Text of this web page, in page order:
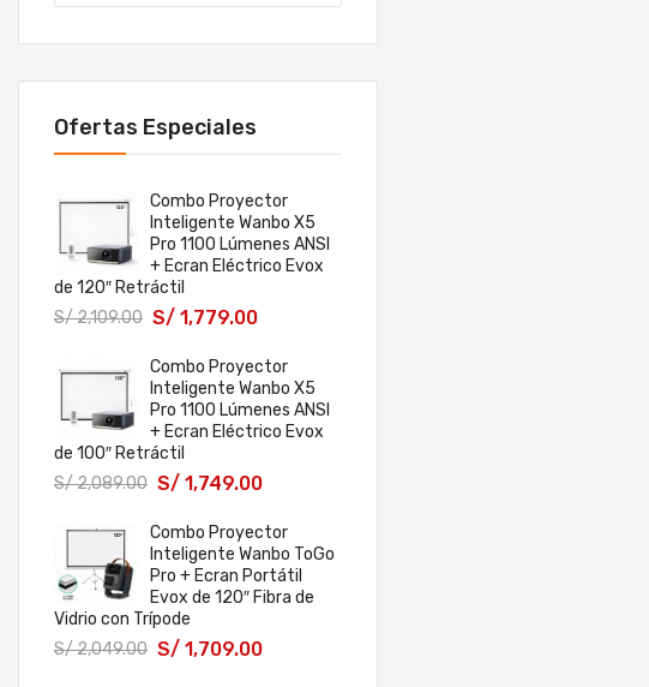
Ofertas Especiales
Combo Proyector
Inteligente Wanbo X5
Pro 1100 Lúmenes ANSI
+ Ecran Eléctrico Evox
de 120″ Retráctil
S/2,109.00 S/ 1,779.00
Combo Proyector
Inteligente Wanbo X5
Pro 1100 Lúmenes ANSI
+ Ecran Eléctrico Evox
de 100″ Retráctil
S/2,089.00 S/ 1,749.00
Combo Proyector
Inteligente Wanbo ToGo
Pro + Ecran Portátil
Evox de 120″ Fibra de
Vidrio con Trípode
S/2,049.00 S/ 1,709.00